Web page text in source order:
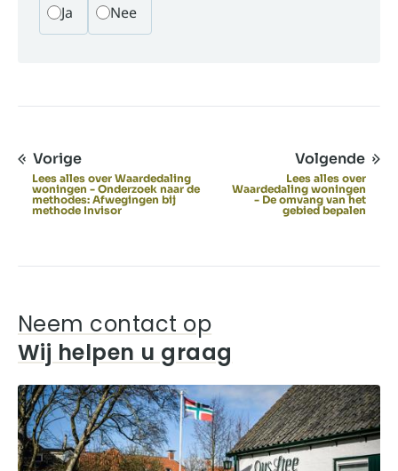
Ja Nee
Vorige
Lees alles over Waardedaling
woningen - Onderzoek naar de
methodes: Afwegingen bij
methode Invisor
Volgende
Lees alles over
Waardedaling woningen
- De omvang van het
gebied bepalen
Neem contact op
Wij helpen u graag